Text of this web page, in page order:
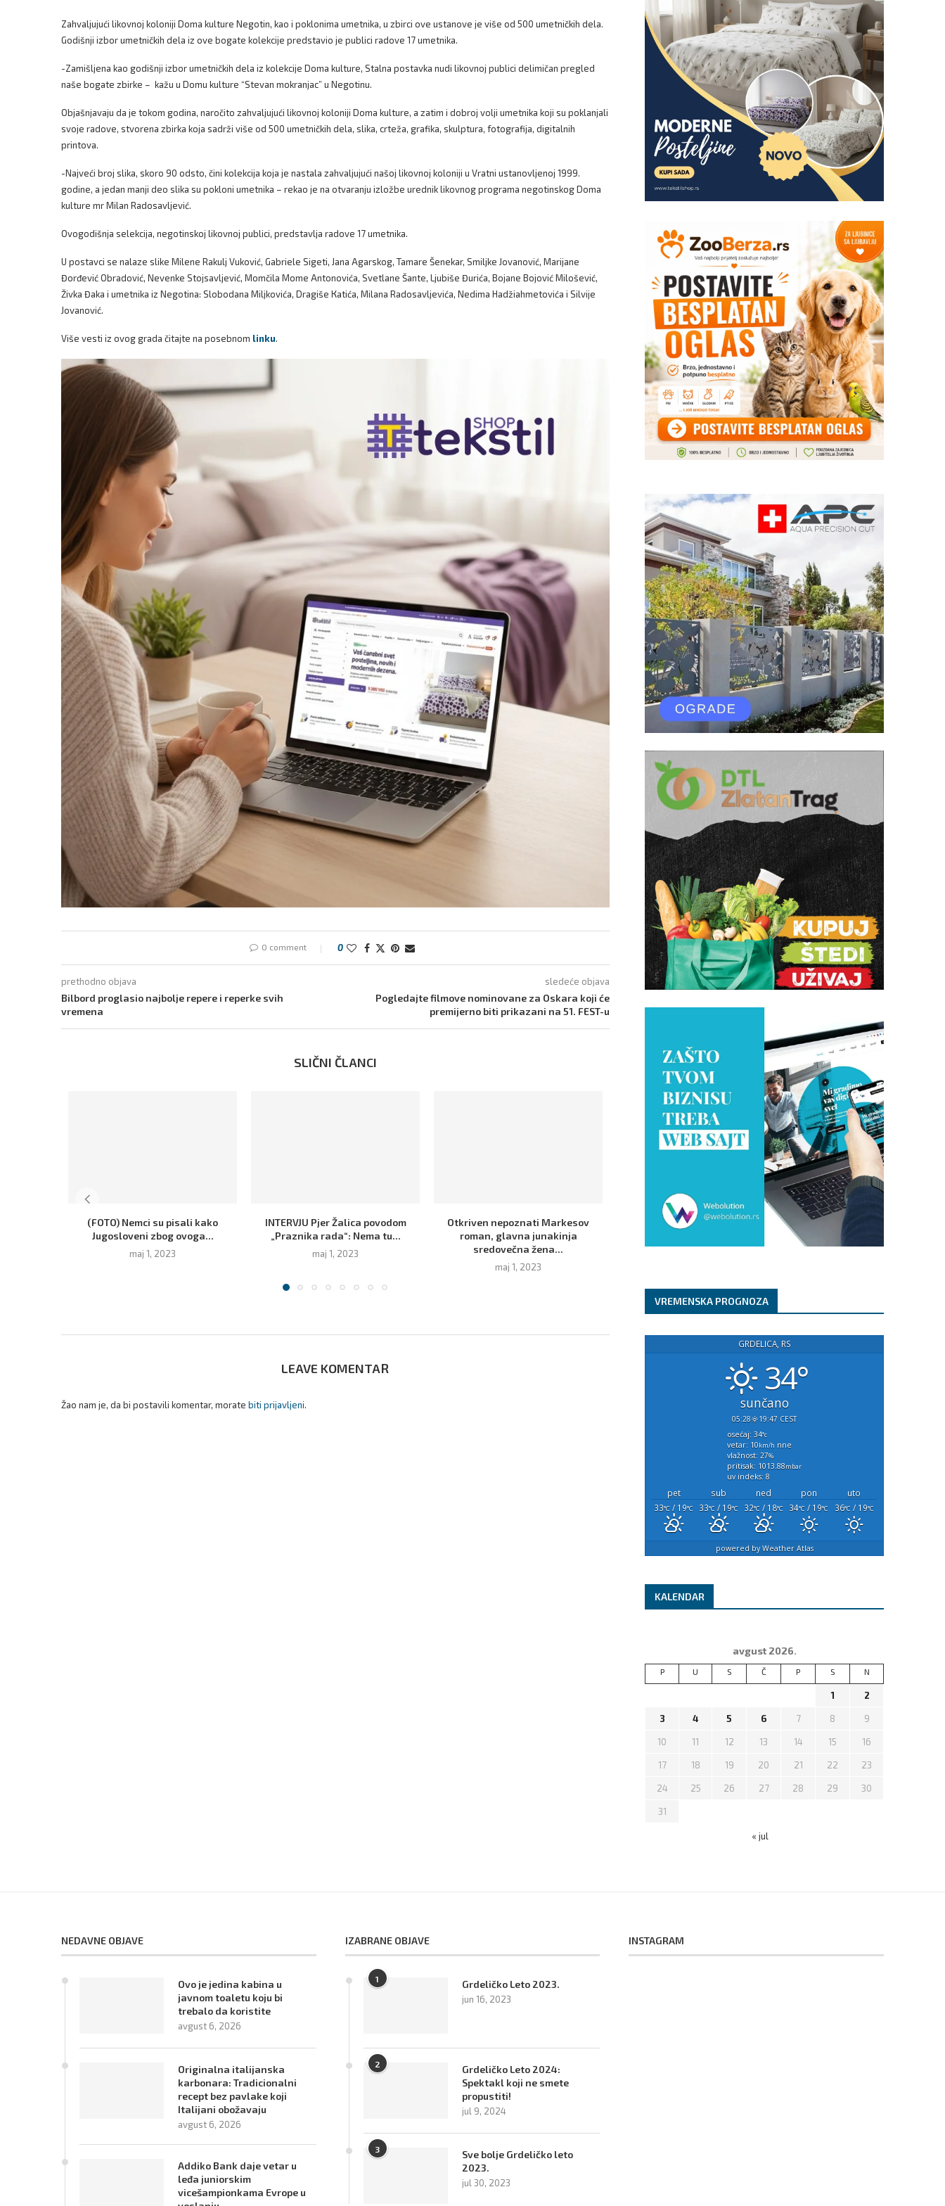
Zahvaljujući likovnoj koloniji Doma kulture Negotin, kao i poklonima umetnika, u zbirci ove ustanove je više od 500 umetničkih dela.
Godišnji izbor umetničkih dela iz ove bogate kolekcije predstavio je publici radove 17 umetnika.
-Zamišljena kao godišnji izbor umetničkih dela iz kolekcije Doma kulture, Stalna postavka nudi likovnoj publici delimičan pregled
naše bogate zbirke – kažu u Domu kulture “Stevan mokranjac” u Negotinu.
Objašnjavaju da je tokom godina, naročito zahvaljujući likovnoj koloniji Doma kulture, a zatim i dobroj volji umetnika koji su poklanjali
svoje radove, stvorena zbirka koja sadrži više od 500 umetničkih dela, slika, crteža, grafika, skulptura, fotografija, digitalnih
printova.
-Najveći broj slika, skoro 90 odsto, čini kolekcija koja je nastala zahvaljujući našoj likovnoj koloniji u Vratni ustanovljenoj 1999.
godine, a jedan manji deo slika su pokloni umetnika – rekao je na otvaranju izložbe urednik likovnog programa negotinskog Doma
kulture mr Milan Radosavljević.
Ovogodišnja selekcija, negotinskoj likovnoj publici, predstavlja radove 17 umetnika.
U postavci se nalaze slike Milene Rakulj Vuković, Gabriele Sigeti, Jana Agarskog, Tamare Šenekar, Smiljke Jovanović, Marijane
Đorđević Obradović, Nevenke Stojsavljević, Momčila Mome Antonovića, Svetlane Šante, Ljubiše Đurića, Bojane Bojović Milošević,
Živka Đaka i umetnika iz Negotina: Slobodana Miljkovića, Dragiše Кatića, Milana Radosavljevića, Nedima Hadžiahmetovića i Silvije
Jovanović.
Više vesti iz ovog grada čitajte na posebnom linku.
0 comment 0
prethodno objava
Bilbord proglasio najbolje repere i reperke svih
vremena
sledeće objava
Pogledajte filmove nominovane za Oskara koji će
premijerno biti prikazani na 51. FEST-u
SLIČNI ČLANCI
(FOTO) Nemci su pisali kako
Jugosloveni zbog ovoga...
maj 1, 2023
INTERVJU Pjer Žalica povodom
„Praznika rada“: Nema tu...
maj 1, 2023
Otkriven nepoznati Markesov
roman, glavna junakinja
sredovečna žena...
maj 1, 2023
Gde odlazi radnička klasa i gde su
INTERVJU Veljko
inteligencija zaćuti,...
LEAVE KOMENTAR
Žao nam je, da bi postavili komentar, morate biti prijavljeni.
VREMENSKA PROGNOZA
GRDELICA, RS
34°
sunčano
05:28
19:47 CEST
osećaj: 34°c
vetar: 10km/h nne
vlažnost: 27%
pritisak: 1013.88mbar
uv indeks: 8
pet sub ned pon
uto
33°C / 19°C 33°C / 19°C 32°C / 18°C 34°C / 19°C 36°C/ 19°C
powered byWeather Atlas
KALENDAR
avgust 2026.
P U S Č P S N
1 2
3 4 5 6 7 8 9
10 11 12 13 14 15 16
17 18 19 20 21 22 23
24 25 26 27 28 29 30
31
« jul
NEDAVNE OBJAVE
Ovo je jedina kabina u
javnom toaletu koju bi
trebalo da koristite
avgust 6, 2026
Originalna italijanska
karbonara: Tradicionalni
recept bez pavlake koji
Italijani obožavaju
avgust 6, 2026
Addiko Bank daje vetar u
leđa juniorskim
vicešampionkama Evrope u
IZABRANE OBJAVE
1 Grdeličko Leto 2023.
jun 16, 2023
2
Grdeličko Leto 2024:
Spektakl koji ne smete
propustiti!
jul 9, 2024
3
Sve bolje Grdeličko leto
2023.
jul 30, 2023
INSTAGRAM